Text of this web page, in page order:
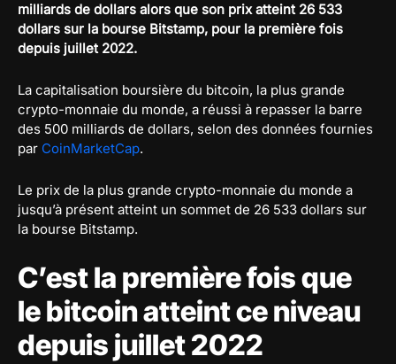
milliards de dollars alors que son prix atteint 26 533
dollars sur la bourse Bitstamp, pour la première fois
depuis juillet 2022.
La capitalisation boursière du bitcoin, la plus grande
crypto-monnaie du monde, a réussi à repasser la barre
des 500 milliards de dollars, selon des données fournies
par CoinMarketCap.
Le prix de la plus grande crypto-monnaie du monde a
jusqu’à présent atteint un sommet de 26 533 dollars sur
la bourse Bitstamp.
C’est la première fois que
le bitcoin atteint ce niveau
depuis juillet 2022